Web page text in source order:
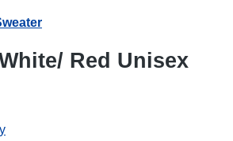
Red Unisex